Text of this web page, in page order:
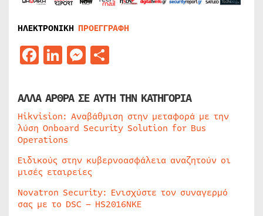
ΗΛΕΚΤΡΟΝΙΚΗ ΠΡΟΕΓΓΡΑΦΗ
Facebook
LinkedIn
Messenger
ΑΛΛΑ ΑΡΘΡΑ ΣΕ ΑΥΤΗ ΤΗΝ ΚΑΤΗΓΟΡΙΑ
Hikvision: Αναβάθμιση στην μεταφορά με την
λύση Onboard Security Solution for Bus
Operations
Ειδικούς στην κυβερνοασφάλεια αναζητούν οι
μισές εταιρείες
Novatron Security: Ενισχύστε τον συναγερμό
σας με το DSC – HS2016NKE